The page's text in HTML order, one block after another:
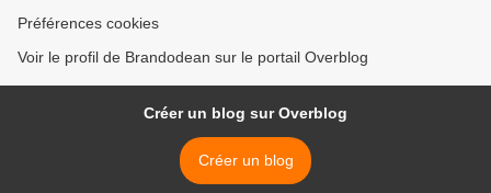
Préférences cookies
Voir le profil de Brandodean sur le portail Overblog
Créer un blog sur Overblog
Créer un blog